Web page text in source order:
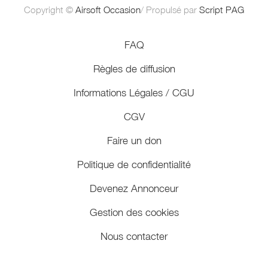
Copyright © Airsoft Occasion/ Propulsé par Script PAG
FAQ
Règles de diffusion
Informations Légales / CGU
CGV
Faire un don
Politique de confidentialité
Devenez Annonceur
Gestion des cookies
Nous contacter